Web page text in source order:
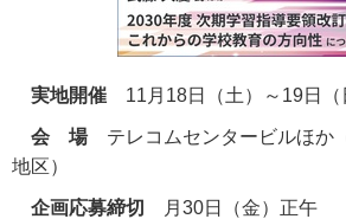
実地開催 11月18日（土）～19日（
会 場テレコムセンタービルほか
地区）
企画応募締切 月30日（金）正午